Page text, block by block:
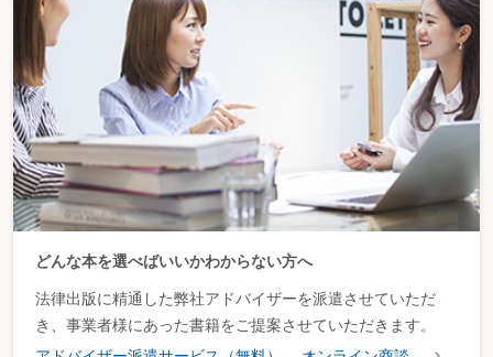
どんな本を選べばいいかわからない方へ
法律出版に精通した弊社アドバイザーを派遣させていただ
き、事業者様にあった書籍をご提案させていただきます。